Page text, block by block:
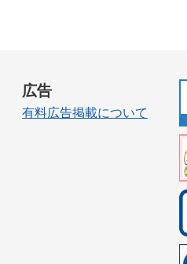
広告
有料広告掲載について